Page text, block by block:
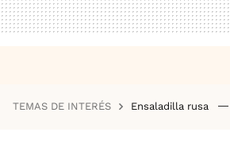
TEMAS DE INTERÉS Ensaladilla rusa